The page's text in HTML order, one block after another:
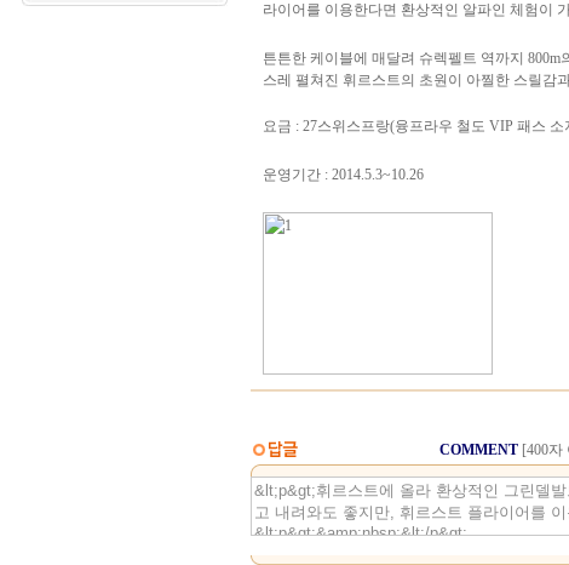
라이어를 이용한다면 환상적인 알파인 체험이
튼튼한 케이블에 매달려 슈렉펠트 역까지
스레 펼쳐진 휘르스트의 초원이 아찔한 스릴감
요금 : 27스위스프랑(융프라우 철도 VIP 패스
운영기간 : 2014.5.3~10.26
COMMENT [400자